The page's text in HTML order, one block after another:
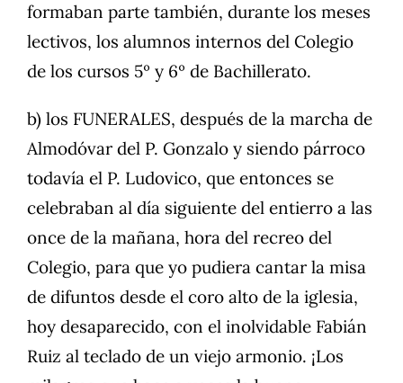
formaban parte también, durante los meses
lectivos, los alumnos internos del Colegio
de los cursos 5º y 6º de Bachillerato.
b) los FUNERALES, después de la marcha de
Almodóvar del P. Gonzalo y siendo párroco
todavía el P. Ludovico, que entonces se
celebraban al día siguiente del entierro a las
once de la mañana, hora del recreo del
Colegio, para que yo pudiera cantar la misa
de difuntos desde el coro alto de la iglesia,
hoy desaparecido, con el inolvidable Fabián
Ruiz al teclado de un viejo armonio. ¡Los